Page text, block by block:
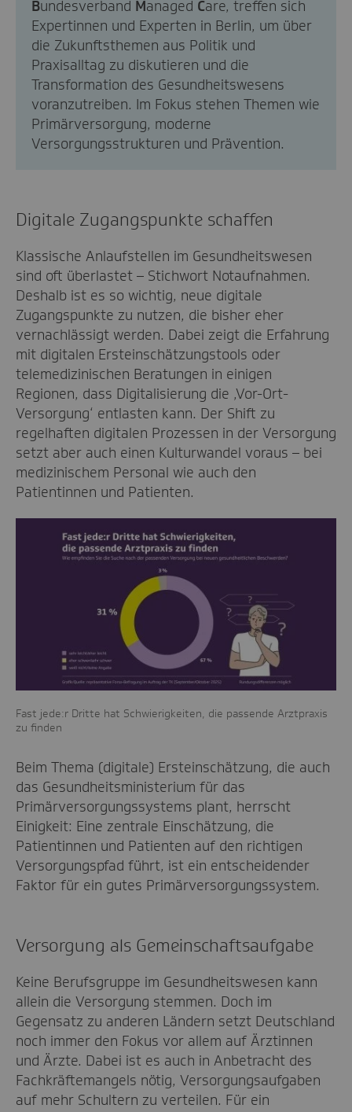
Bundesverband Managed Care, treffen sich
Expertinnen und Experten in Berlin, um über
die Zukunftsthemen aus Politik und
Praxisalltag zu diskutieren und die
Transformation des Gesundheitswesens
voranzutreiben. Im Fokus stehen Themen wie
Primärversorgung, moderne
Versorgungsstrukturen und Prävention.
Digitale Zugangspunkte schaffen
Klassische Anlaufstellen im Gesundheitswesen
sind oft überlastet – Stichwort Notaufnahmen.
Deshalb ist es so wichtig, neue digitale
Zugangspunkte zu nutzen, die bisher eher
vernachlässigt werden. Dabei zeigt die Erfahrung
mit digitalen Ersteinschätzungstools oder
telemedizinischen Beratungen in einigen
Regionen, dass Digitalisierung die ‚Vor-Ort-
Versorgung‘ entlasten kann. Der Shift zu
regelhaften digitalen Prozessen in der Versorgung
setzt aber auch einen Kulturwandel voraus – bei
medizinischem Personal wie auch den
Patientinnen und Patienten.
Fast jede:r Dritte hat Schwierigkeiten, die passende Arztpraxis
zu finden
Beim Thema (digitale) Ersteinschätzung, die auch
das Gesundheitsministerium für das
Primärversorgungssystems plant, herrscht
Einigkeit: Eine zentrale Einschätzung, die
Patientinnen und Patienten auf den richtigen
Versorgungspfad führt, ist ein entscheidender
Faktor für ein gutes Primärversorgungssystem.
Versorgung als Gemeinschaftsaufgabe
Keine Berufsgruppe im Gesundheitswesen kann
allein die Versorgung stemmen. Doch im
Gegensatz zu anderen Ländern setzt Deutschland
noch immer den Fokus vor allem auf Ärztinnen
und Ärzte. Dabei ist es auch in Anbetracht des
Fachkräftemangels nötig, Versorgungsaufgaben
auf mehr Schultern zu verteilen. Für ein